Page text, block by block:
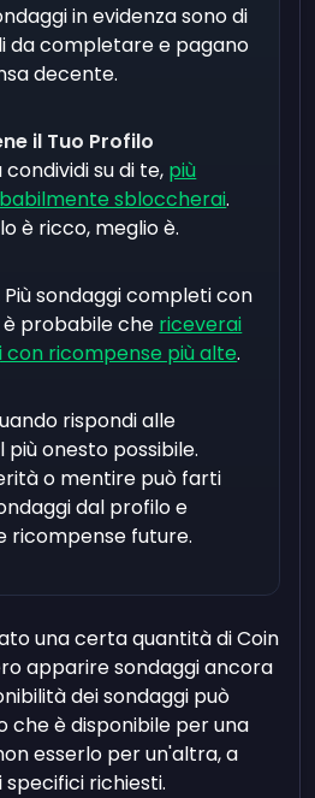
in evidenza sono di
da completare e pagano
decente.
il Tuo Profilo
condividi su di te, più
sbloccherai.
è ricco, meglio è.
Più sondaggi completi con
è probabile che riceverai
con ricompense più alte.
rispondi alle
più onesto possibile.
o mentire può farti
dal profilo e
ricompense future.
una certa quantità di Coin
apparire sondaggi ancora
dei sondaggi può
che è disponibile per una
esserlo per un'altra, a
richiesti.